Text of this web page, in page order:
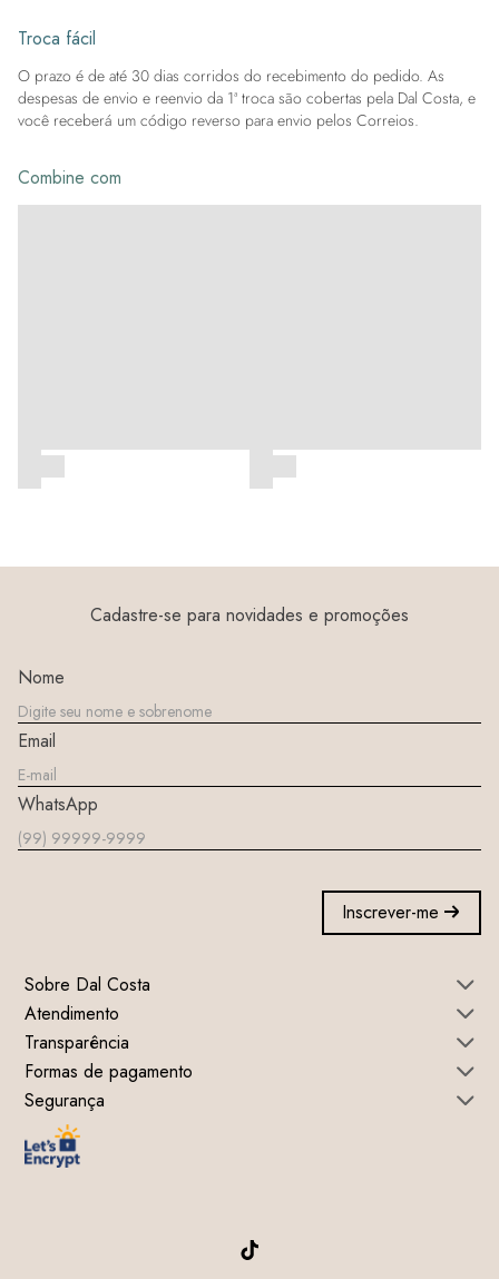
Troca fácil
O prazo é de até 30 dias corridos do recebimento do pedido. As
despesas de envio e reenvio da 1ª troca são cobertas pela Dal Costa, e
você receberá um código reverso para envio pelos Correios.
Combine com
Cadastre-se para novidades e promoções
Nome
Email
WhatsApp
Inscrever-me
Sobre Dal Costa
Atendimento
Transparência
Formas de pagamento
Segurança